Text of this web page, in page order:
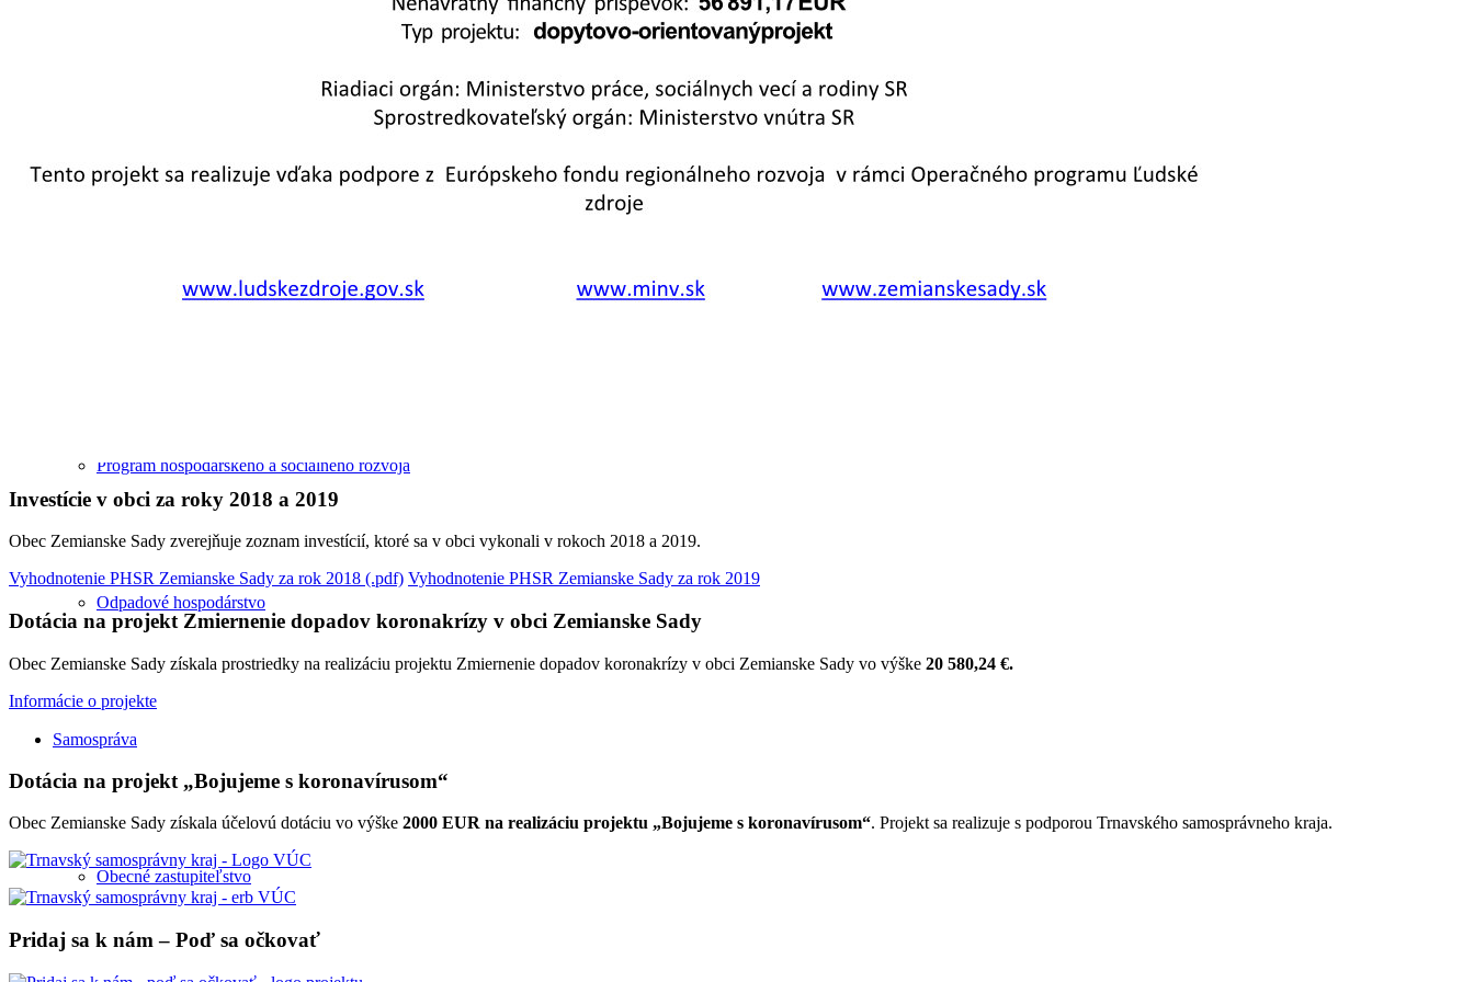
Územný plán
Program hospodárskeho a sociálneho rozvoja
Odpadové hospodárstvo
Samospráva
Obecné zastupiteľstvo
Investície v obci za roky 2018 a 2019
Obec Zemianske Sady zverejňuje zoznam investícií, ktoré sa v obci vykonali v rokoch 2018 a 2019.
Vyhodnotenie PHSR Zemianske Sady za rok 2018 (.pdf) Vyhodnotenie PHSR Zemianske Sady za rok 2019
Dotácia na projekt Zmiernenie dopadov koronakrízy v obci Zemianske Sady
Obec Zemianske Sady získala prostriedky na realizáciu projektu Zmiernenie dopadov koronakrízy v obci Zemianske Sady vo výške 20 580,24 €.
Informácie o projekte
Dotácia na projekt „Bojujeme s koronavírusom“
Obec Zemianske Sady získala účelovú dotáciu vo výške 2000 EUR na realizáciu projektu „Bojujeme s koronavírusom“. Projekt sa realizuje s podporou Trnavského samosprávneho kraja.
Pridaj sa k nám – Poď sa očkovať